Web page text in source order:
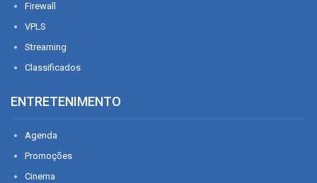
Firewall
VPLS
Streaming
Classificados
ENTRETENIMENTO
Agenda
Promoções
Cinema